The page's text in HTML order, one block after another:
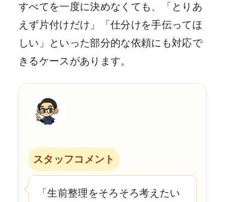
すべてを一度に決めなくても、「とりあ
えず片付けだけ」「仕分けを手伝ってほ
しい」といった部分的な依頼にも対応で
きるケースがあります。
スタッフコメント
「生前整理をそろそろ考えたい